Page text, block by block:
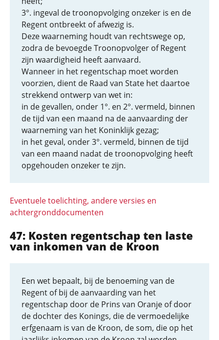
3°. ingeval de troonopvolging onzeker is en de
Regent ontbreekt of afwezig is.
Deze waarneming houdt van rechtswege op,
zodra de bevoegde Troonopvolger of Regent
zijn waardigheid heeft aanvaard.
Wanneer in het regentschap moet worden
voorzien, dient de Raad van State het daartoe
strekkend ontwerp van wet in:
in de gevallen, onder 1°. en 2°. vermeld, binnen
de tijd van een maand na de aanvaarding der
waarneming van het Koninklijk gezag;
in het geval, onder 3°. vermeld, binnen de tijd
van een maand nadat de troonopvolging heeft
opgehouden onzeker te zijn.
Eventuele toelichting, andere versies en
achtergronddocumenten
47: Kosten regentschap ten laste
van inkomen van de Kroon
Een wet bepaalt, bij de benoeming van de
Regent of bij de aanvaarding van het
regentschap door de Prins van Oranje of door
de dochter des Konings, die de vermoedelijke
erfgenaam is van de Kroon, de som, die op het